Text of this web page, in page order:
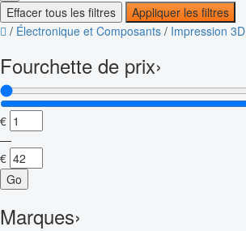
Effacer tous les filtres
Appliquer les filtres
/ Électronique et Composants / Impression 3D
Fourchette de prix›
€
—
€
Go
Marques›